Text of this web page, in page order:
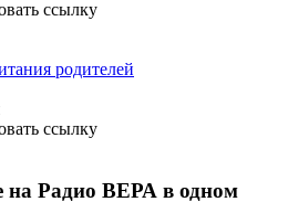
родителей
на Радио ВЕРА в одном